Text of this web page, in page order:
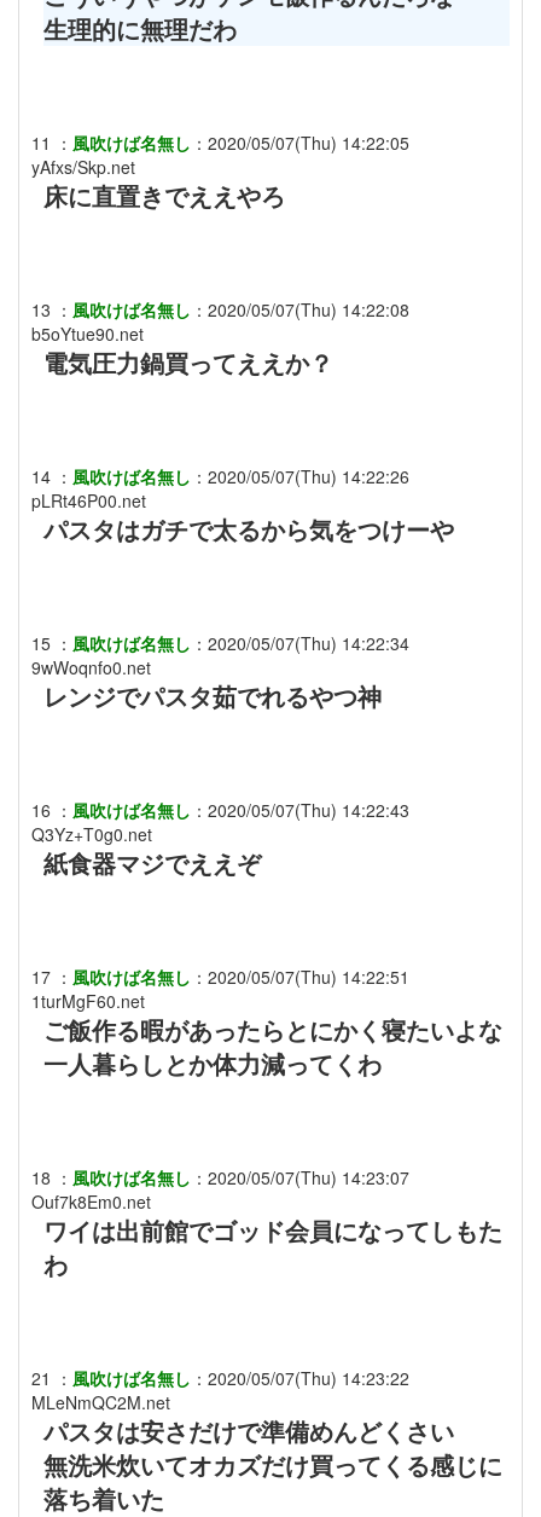
生理的に無理だわ
11 ： 風吹けば名無し ： 2020/05/07(Thu) 14:22:05
yAfxs/Skp.net
床に直置きでええやろ
13 ： 風吹けば名無し ： 2020/05/07(Thu) 14:22:08
b5oYtue90.net
電気圧力鍋買ってええか？
14 ： 風吹けば名無し ： 2020/05/07(Thu) 14:22:26
pLRt46P00.net
パスタはガチで太るから気をつけーや
15 ： 風吹けば名無し ： 2020/05/07(Thu) 14:22:34
9wWoqnfo0.net
レンジでパスタ茹でれるやつ神
16 ： 風吹けば名無し ： 2020/05/07(Thu) 14:22:43
Q3Yz+T0g0.net
紙食器マジでええぞ
17 ： 風吹けば名無し ： 2020/05/07(Thu) 14:22:51
1turMgF60.net
ご飯作る暇があったらとにかく寝たいよな
一人暮らしとか体力減ってくわ
18 ： 風吹けば名無し ： 2020/05/07(Thu) 14:23:07
Ouf7k8Em0.net
ワイは出前館でゴッド会員になってしもた
わ
21 ： 風吹けば名無し ： 2020/05/07(Thu) 14:23:22
MLeNmQC2M.net
パスタは安さだけで準備めんどくさい
無洗米炊いてオカズだけ買ってくる感じに
落ち着いた